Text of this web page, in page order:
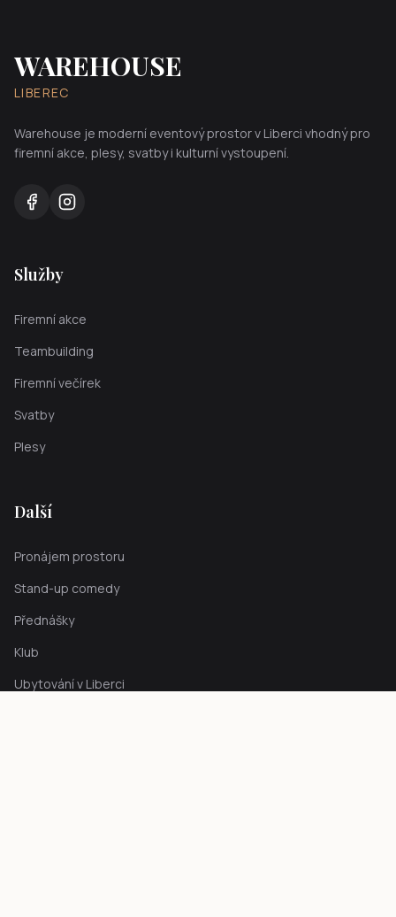
WAREHOUSE
LIBEREC
Warehouse je moderní eventový prostor v Liberci vhodný pro
firemní akce, plesy, svatby i kulturní vystoupení.
Služby
Firemní akce
Teambuilding
Firemní večírek
Svatby
Plesy
Další
Pronájem prostoru
Stand-up comedy
Přednášky
Klub
Ubytování v Liberci